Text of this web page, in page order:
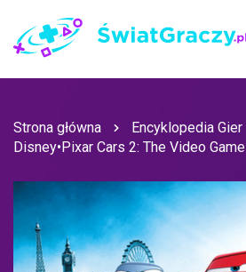
Strona główna
Encyklopedia Gier
Disney•Pixar Cars 2: The Video Game